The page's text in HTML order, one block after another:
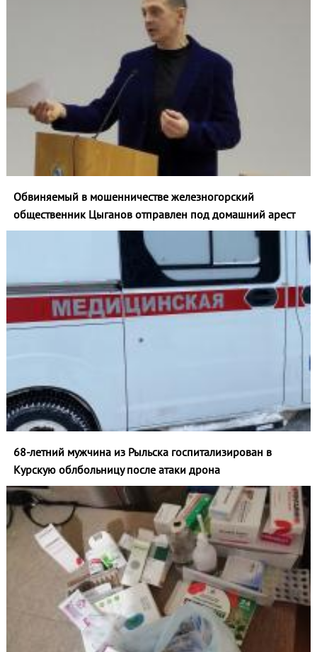
Обвиняемый в мошенничестве железногорский
общественник Цыганов отправлен под домашний арест
68-летний мужчина из Рыльска госпитализирован в
Курскую облбольницу после атаки дрона